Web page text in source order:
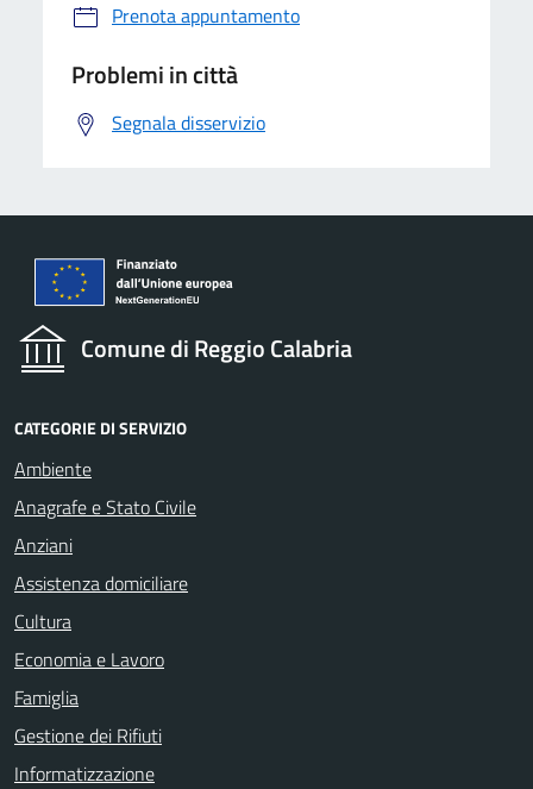
Prenota appuntamento
Problemi in città
Segnala disservizio
Comune di Reggio Calabria
CATEGORIE DI SERVIZIO
Ambiente
Anagrafe e Stato Civile
Anziani
Assistenza domiciliare
Cultura
Economia e Lavoro
Famiglia
Gestione dei Rifiuti
Informatizzazione